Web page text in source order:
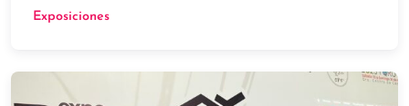
Exposiciones